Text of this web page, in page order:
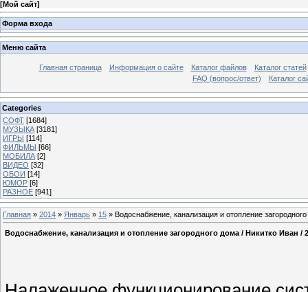
[Мой сайт]
Форма входа
Меню сайта
Главная страница Информация о сайте Каталог файлов
Каталог статей
FAQ (вопрос/ответ)
Каталог
Categories
СОФТ [1684]
МУЗЫКА [3181]
ИГРЫ [114]
ФИЛЬМЫ [66]
МОБИЛА [2]
ВИДЕО [32]
ОБОИ [14]
ЮМОР [6]
РАЗНОЕ [941]
Главная » 2014 » Январь » 15 » Водоснабжение, канализация и отопление
Водоснабжение, канализация и отопление загородного дома / Никитко Иван /